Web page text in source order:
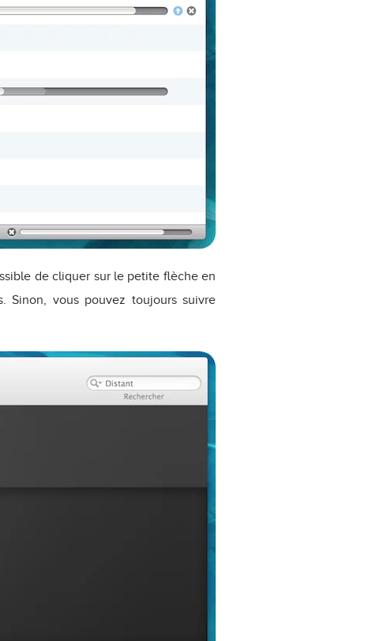
de cliquer sur le petite flèche en
Sinon, vous pouvez toujours suivre